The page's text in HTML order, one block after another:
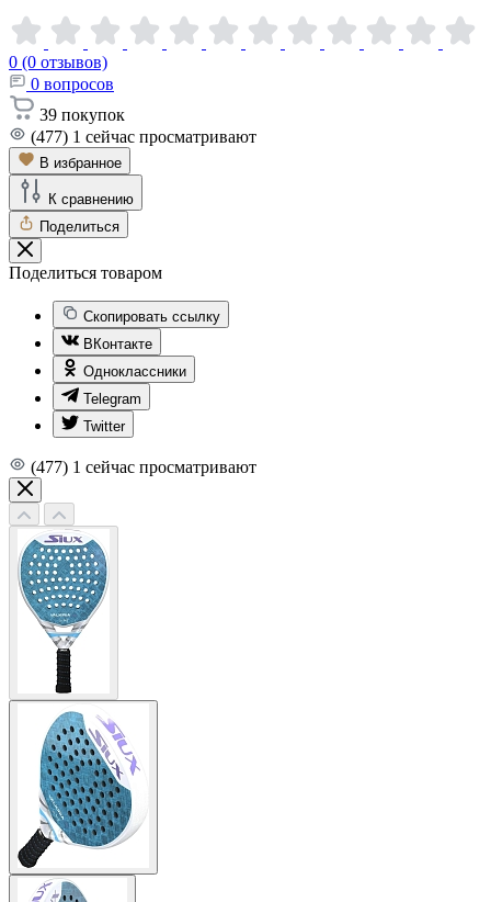
0 (0 отзывов)
0 вопросов
39 покупок
(477) 1 сейчас просматривают
В избранное
К сравнению
Поделиться
Поделиться товаром
Скопировать ссылку
ВКонтакте
Одноклассники
Telegram
Twitter
(477) 1 сейчас просматривают